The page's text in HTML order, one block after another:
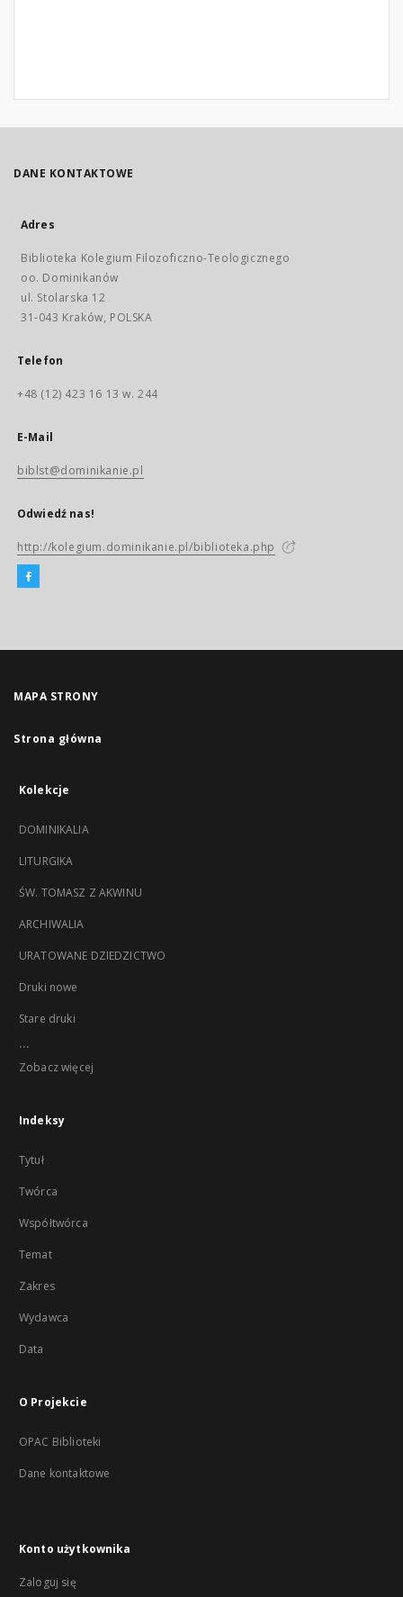
DANE KONTAKTOWE
Adres
Biblioteka Kolegium Filozoficzno-Teologicznego
oo. Dominikanów
ul. Stolarska 12
31-043 Kraków, POLSKA
Telefon
+48 (12) 423 16 13 w. 244
E-Mail
biblst@dominikanie.pl
Odwiedź nas!
http://kolegium.dominikanie.pl/biblioteka.php
MAPA STRONY
Strona główna
Kolekcje
DOMINIKALIA
LITURGIKA
ŚW. TOMASZ Z AKWINU
ARCHIWALIA
URATOWANE DZIEDZICTWO
Druki nowe
Stare druki
...
Zobacz więcej
Indeksy
Tytuł
Twórca
Współtwórca
Temat
Zakres
Wydawca
Data
O Projekcie
OPAC Biblioteki
Dane kontaktowe
Konto użytkownika
Zaloguj się